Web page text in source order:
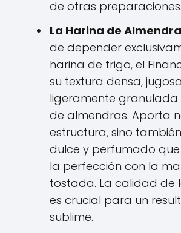
de otras preparaciones.
La Harina de
de depender
harina de trigo, el
su textura densa,
ligeramente granulada
de almendras. Aporta
estructura, sino
dulce y perfumado
la perfección con la
tostada. La calidad de
es crucial para un
sublime.